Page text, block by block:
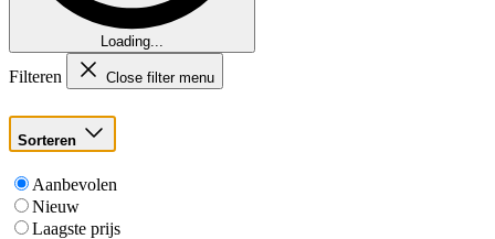
Loading...
Filteren Close filter menu
Sorteren
Aanbevolen
Nieuw
Laagste prijs